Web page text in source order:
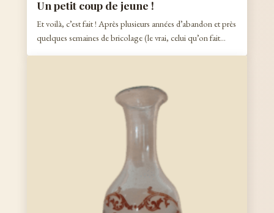
Un petit coup de jeune !
Et voilà, c’est fait ! Après plusieurs années d’abandon et près
quelques semaines de bricolage (le vrai, celui qu’on fait…